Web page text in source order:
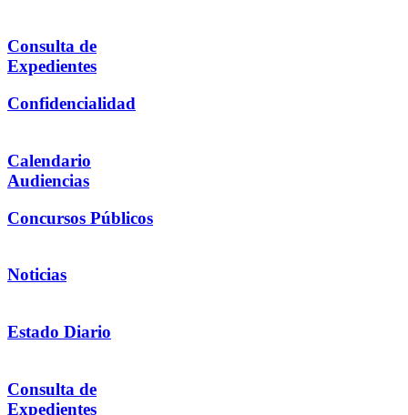
Consulta de
Expedientes
Confidencialidad
Calendario
Audiencias
Concursos Públicos
Noticias
Estado Diario
Consulta de
Expedientes